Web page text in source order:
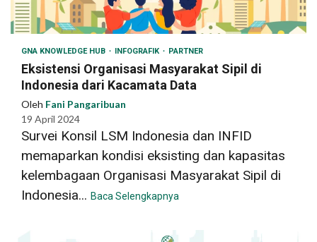
GNA KNOWLEDGE HUB INFOGRAFIK PARTNER
Eksistensi Organisasi Masyarakat Sipil di
Indonesia dari Kacamata Data
Oleh Fani Pangaribuan
19 April 2024
Survei Konsil LSM Indonesia dan INFID
memaparkan kondisi eksisting dan kapasitas
kelembagaan Organisasi Masyarakat Sipil di
Indonesia... Baca Selengkapnya